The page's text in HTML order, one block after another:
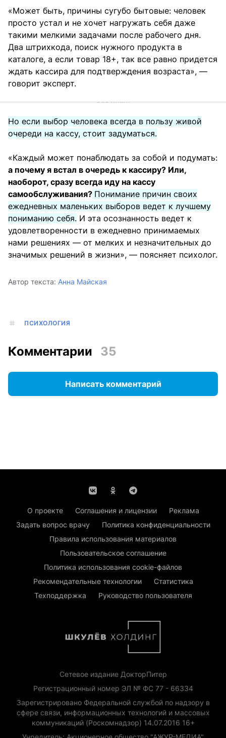
«Может быть, причины сугубо бытовые: человек
просто устал и не хочет нагружать себя даже
такими мелкими задачами после рабочего дня.
Два штрихкода, поиск нужного продукта в
каталоге, а если товар 18+, так все равно придется
ждать кассира для подтверждения возраста», —
говорит эксперт.
Но если выбор человека всегда в пользу живой
очереди на кассу, стоит задуматься.
«Каждый может понаблюдать за собой и подумать:
а почему я встал в очередь к кассиру? Или,
наоборот, сразу всегда иду на кассу
самообслуживания? Понимание причин своих
ежедневных маленьких выборов ведет к лучшему
пониманию себя. И эта осознанность ведет к
удовлетворенности в ежедневно принимаемых
нами решениях — от мелких и незначительных до
значимых решений в жизни», — поясняет психолог.
Автор текста: Анна Майская
ПСИХОЛОГИЯ
Комментарии 35
Написать комментарий
О проекте Соглашения и лицензии
Реклама
Задать вопрос врачу
Политика конфиденциальности
Правила использования материалов
Пользовательское соглашение
Политика использования cookie-файлов
Рекомендательные технологии
Статистика
Техподдержка
Руководство пользователя
Сетевое издание ДокторПитер
Регистрационный номер ЭЛ № ФС 77 - 66334
Зарегистрировано Федеральной службой по надзору в
сфере связи, информационных технологий и массовых
коммуникаций (Роскомнадзор) 14.07.2016 16+